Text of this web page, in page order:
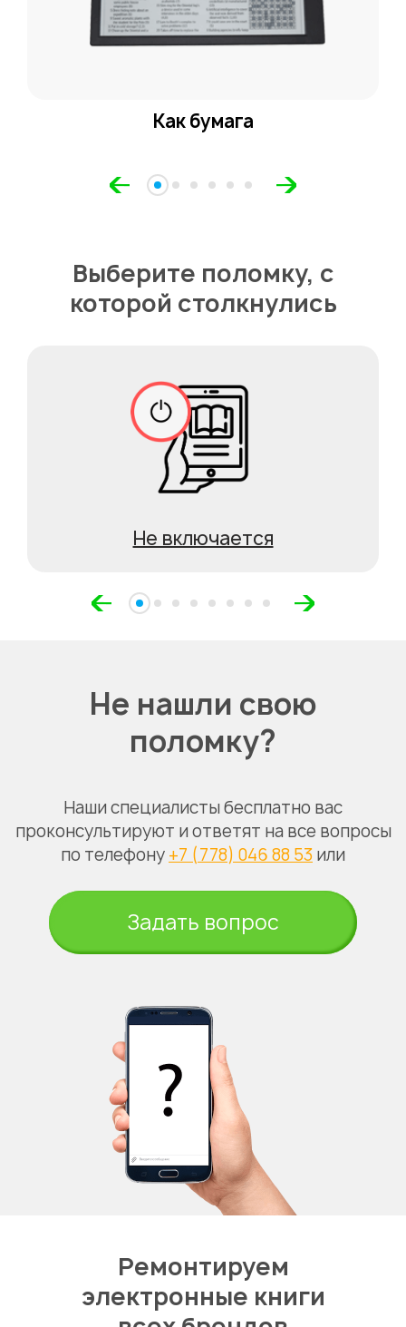
Как бумага
Выберите поломку, с
которой столкнулись
Не включается
Не нашли свою
поломку?
Наши специалисты бесплатно вас
проконсультируют и ответят на все вопросы
по телефону +7 (778) 046 88 53 или
Задать вопрос
Ремонтируем
электронные книги